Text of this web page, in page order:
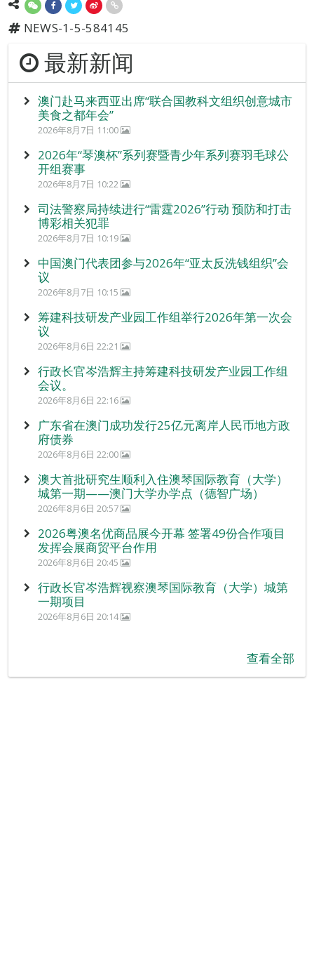
NEWS-1-5-584145
最新新闻
澳门赴马来西亚出席“联合国教科文组织创意城市
美食之都年会”
2026年8月7日 11:00
2026年“琴澳杯”系列赛暨青少年系列赛羽毛球公
开组赛事
2026年8月7日 10:22
司法警察局持续进行“雷霆2026”行动 预防和打击
博彩相关犯罪
2026年8月7日 10:19
中国澳门代表团参与2026年“亚太反洗钱组织”会
议
2026年8月7日 10:15
筹建科技研发产业园工作组举行2026年第一次会
议
2026年8月6日 22:21
行政长官岑浩辉主持筹建科技研发产业园工作组
会议。
2026年8月6日 22:16
广东省在澳门成功发行25亿元离岸人民币地方政
府债券
2026年8月6日 22:00
澳大首批研究生顺利入住澳琴国际教育（大学）
城第一期——澳门大学办学点（德智广场）
2026年8月6日 20:57
2026粤澳名优商品展今开幕 签署49份合作项目
发挥会展商贸平台作用
2026年8月6日 20:45
行政长官岑浩辉视察澳琴国际教育（大学）城第
一期项目
2026年8月6日 20:14
查看全部